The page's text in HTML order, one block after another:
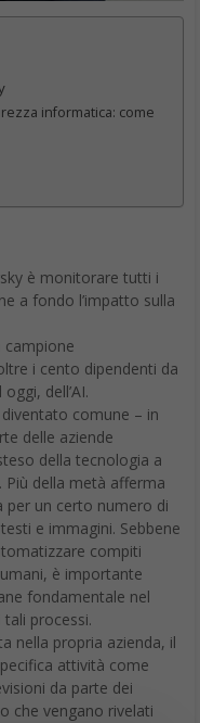
informatica: come
è monitorare tutti i
a fondo l’impatto sulla
campione
i cento dipendenti da
dell’AI.
diventato comune – in
delle aziende
della tecnologia a
Più della metà afferma
per un certo numero di
e immagini. Sebbene
compiti
è importante
fondamentale nel
processi.
nella propria azienda, il
attività come
da parte dei
che vengano rivelati